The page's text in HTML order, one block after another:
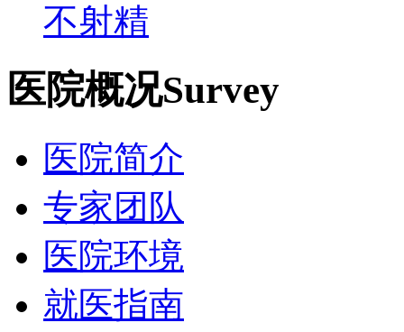
不射精
医院概况Survey
医院简介
专家团队
医院环境
就医指南